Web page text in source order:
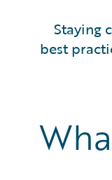
Staying
best